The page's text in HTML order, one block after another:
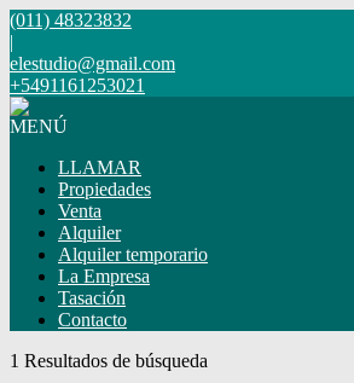
(011) 48323832
|
elestudio@gmail.com
+5491161253021
MENÚ
LLAMAR
Propiedades
Venta
Alquiler
Alquiler temporario
La Empresa
Tasación
Contacto
1 Resultados de búsqueda